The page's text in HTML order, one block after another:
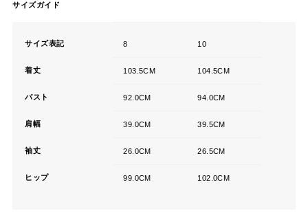
サイズガイド
サイズ表記 8 10
着丈 103.5CM 104.5CM
バスト 92.0CM 94.0CM
肩幅 39.0CM 39.5CM
袖丈 26.0CM 26.5CM
ヒップ 99.0CM 102.0CM